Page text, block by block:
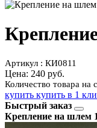
Артикул : КИ0811
Цена: 240 руб.
Количество товара на
купить купить в 1
Быстрый заказ
Крепление на шлем 1